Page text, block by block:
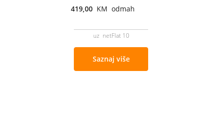
419,00 KM odmah
uz netFlat 10
Saznaj više